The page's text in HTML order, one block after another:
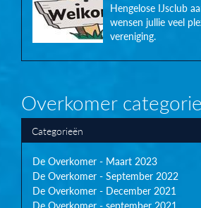
Hengelose IJsclub
wensen jullie veel
vereniging.
Overkomer
Categorieën
De Overkomer - Maart 2023
De Overkomer - September 2022
De Overkomer - December 2021